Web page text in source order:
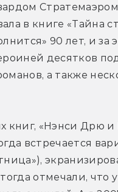
Стратемаэром
в книге «Тайна
90 лет, и за
десятков
а также
книг, «Нэнси Дрю и
встречается
отмечали, что